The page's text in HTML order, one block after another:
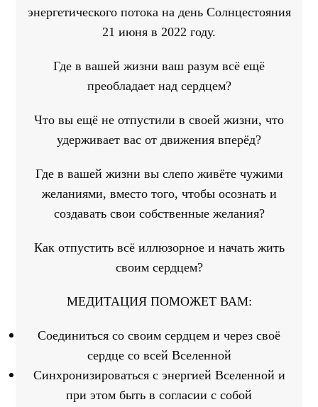
энергетического потока на день Солнцестояния
21 июня в 2022 году.
Где в вашей жизни ваш разум всё ещё
преобладает над сердцем?
Что вы ещё не отпустили в своей жизни, что
удерживает вас от движения вперёд?
Где в вашей жизни вы слепо живёте чужими
желаниями, вместо того, чтобы осознать и
создавать свои собственные желания?
Как отпустить всё иллюзорное и начать жить
своим сердцем?
МЕДИТАЦИЯ ПОМОЖЕТ ВАМ:
Соединиться со своим сердцем и через своё
сердце со всей Вселенной
Синхронизироваться с энергией Вселенной и
при этом быть в согласии с собой